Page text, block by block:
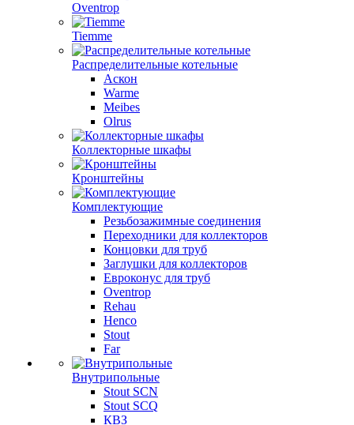
Oventrop
Tiemme
Распределительные котельные
Аскон
Warme
Meibes
Olrus
Коллекторные шкафы
Кронштейны
Комплектующие
Резьбозажимные соединения
Переходники для коллекторов
Концовки для труб
Заглушки для коллекторов
Евроконус для труб
Oventrop
Rehau
Henco
Stout
Far
Внутрипольные
Stout SCN
Stout SCQ
КВЗ